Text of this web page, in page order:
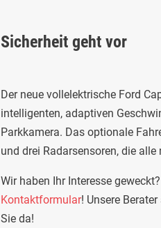
Sicherheit geht vor
Der neue vollelektrische Ford
intelligenten, adaptiven
Parkkamera. Das optionale
und drei Radarsensoren, die
Wir haben Ihr Interesse
Kontaktformular! Unsere
Sie da!